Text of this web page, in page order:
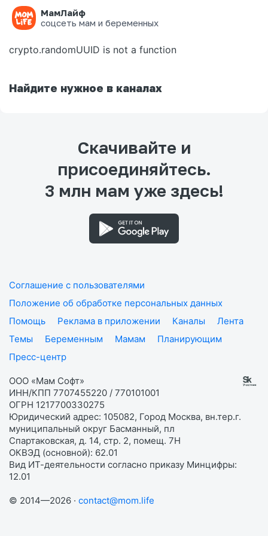
МамЛайф
соцсеть мам и беременных
Ошибка на странице
crypto.randomUUID is not a function
Найдите нужное в каналах
Скачивайте и
присоединяйтесь.
3 млн мам уже здесь!
Соглашение с пользователями
Положение об обработке персональных данных
Помощь
Реклама в приложении Каналы
Лента
Темы
Беременным Мамам
Планирующим
Пресс-центр
ООО «Мам Софт»
ИНН/КПП 7707455220 / 770101001
ОГРН 1217700330275
Юридический адрес: 105082, Город Москва, вн.тер.г.
муниципальный округ Басманный, пл
Спартаковская, д. 14, стр. 2, помещ. 7Н
ОКВЭД (основной): 62.01
Вид ИТ-деятельности согласно приказу Минцифры:
12.01
© 2014—2026 · contact@mom.life